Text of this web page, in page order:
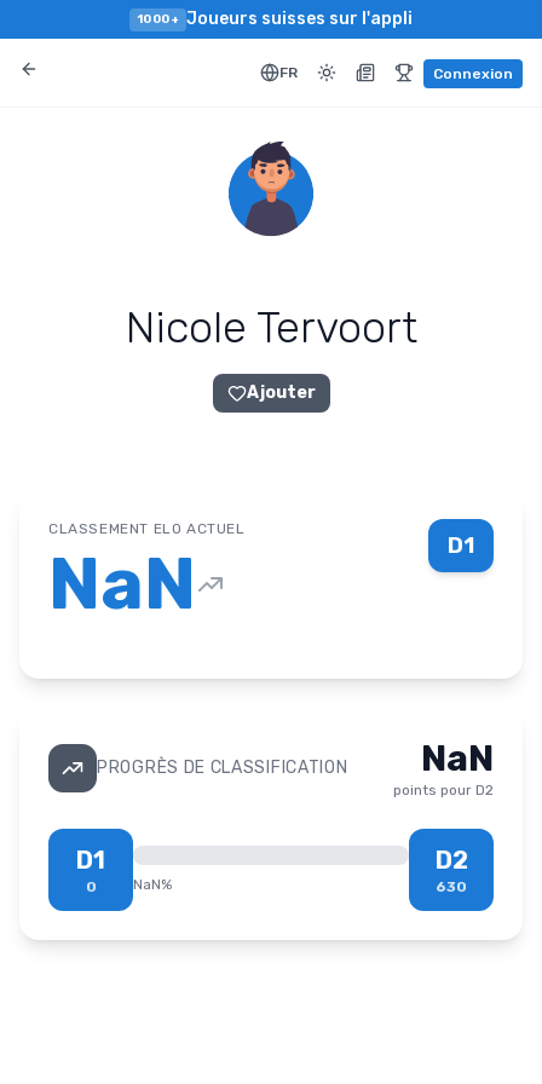
1000+ Joueurs suisses sur l'appli
FR Connexion
Nicole Tervoort
Ajouter
D1
CLASSEMENT ELO ACTUEL
NaN
PROGRÈS DE CLASSIFICATION NaN
points pour D2
D1
0 NaN%
D2
630